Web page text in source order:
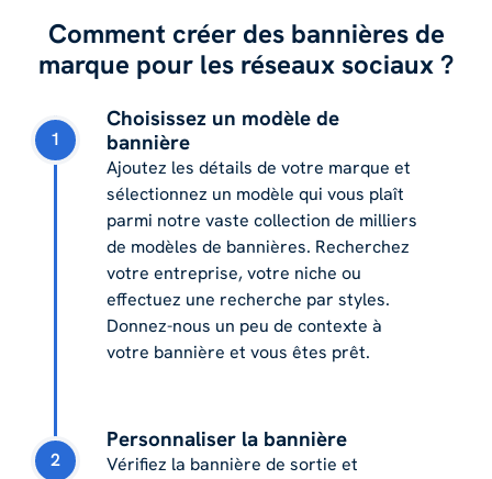
Comment créer des bannières de
marque pour les réseaux sociaux ?
1
Choisissez un modèle de
bannière
Ajoutez les détails de votre marque et
sélectionnez un modèle qui vous plaît
parmi notre vaste collection de milliers
de modèles de bannières. Recherchez
votre entreprise, votre niche ou
effectuez une recherche par styles.
Donnez-nous un peu de contexte à
votre bannière et vous êtes prêt.
2
Personnaliser la bannière
Vérifiez la bannière de sortie et